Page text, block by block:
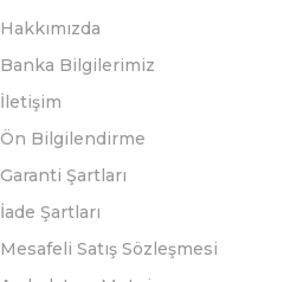
Hakkımızda
Banka Bilgilerimiz
İletişim
Ön Bilgilendirme
Garanti Şartları
İade Şartları
Mesafeli Satış Sözleşmesi